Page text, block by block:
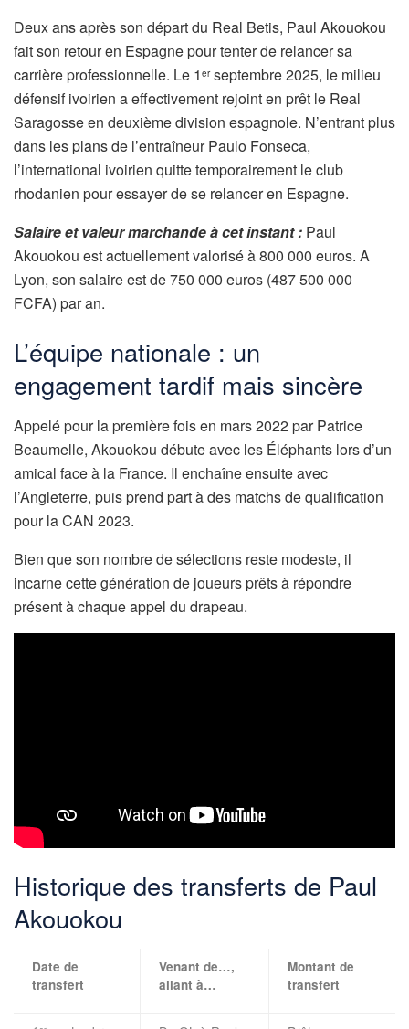
Deux ans après son départ du Real Betis, Paul Akouokou
fait son retour en Espagne pour tenter de relancer sa
carrière professionnelle. Le 1 erseptembre 2025, le milieu
défensif ivoirien a effectivement rejoint en prêt le Real
Saragosse en deuxième division espagnole. N’entrant plus
dans les plans de l’entraîneur Paulo Fonseca,
l’international ivoirien quitte temporairement le club
rhodanien pour essayer de se relancer en Espagne.
Salaire et valeur marchande à cet instant : Paul
Akouokou est actuellement valorisé à 800 000 euros. A
Lyon, son salaire est de 750 000 euros (487 500 000
FCFA) par an.
L’équipe nationale : un
engagement tardif mais sincère
Appelé pour la première fois en mars 2022 par Patrice
Beaumelle, Akouokou débute avec les Éléphants lors d’un
amical face à la France. Il enchaîne ensuite avec
l’Angleterre, puis prend part à des matchs de qualification
pour la CAN 2023.
Bien que son nombre de sélections reste modeste, il
incarne cette génération de joueurs prêts à répondre
présent à chaque appel du drapeau.
Historique des transferts de Paul
Akouokou
Date de
transfert
Venant de…,
allant à…
Montant de
transfert